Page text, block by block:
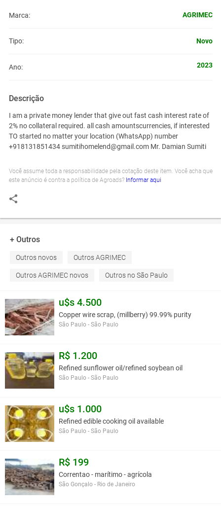
Marca: AGRIMEC
Tipo: Novo
Ano: 2023
Descrição
I am a private money lender that give out fast cash interest rate of
2% no collateral required. all cash amountscurrencies, if interested
TO started no matter your location (WhatsApp) number
+918131851434 sumitihomelend@gmail.com Mr. Damian Sumiti
Você assume toda a responsabilidade pela cotação deste item. Você acha que
este anúncio é contra a política de Agroads? Informar aqui
+ Outros
Outros novos Outros AGRIMEC
Outros AGRIMEC novos Outros no São Paulo
u$s 4.500
Copper wire scrap, (millberry) 99.99% purity
São Paulo - São Paulo
R$ 1.200
Refined sunflower oil/refined soybean oil
São Paulo - São Paulo
u$s 1.000
Refined edible cooking oil available
São Paulo - São Paulo
R$ 199
Correntao - marítimo - agrícola
São Gonçalo - Rio de Janeiro